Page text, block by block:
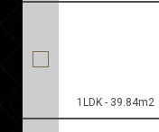
1LDK - 39.84m2